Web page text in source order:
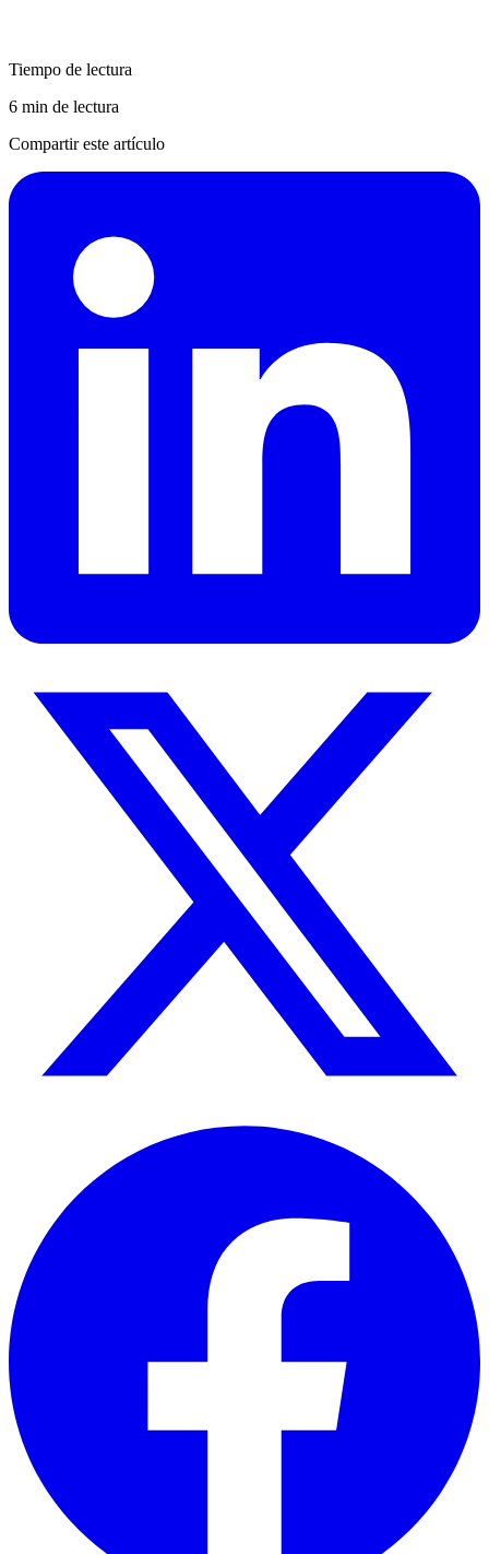
Tiempo de lectura
6 min de lectura
Compartir este artículo